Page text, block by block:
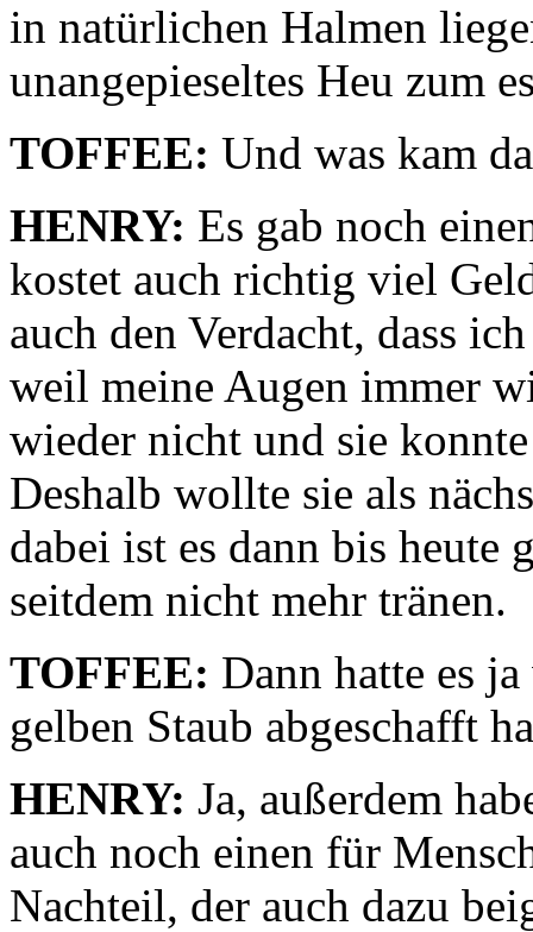
in natürlichen Halmen
unangepieseltes Heu zum
TOFFEE: Und was kam
HENRY: Es gab noch
kostet auch richtig viel
auch den Verdacht, dass
weil meine Augen immer
wieder nicht und sie
Deshalb wollte sie als
dabei ist es dann bis heute
seitdem nicht mehr tränen.
TOFFEE: Dann hatte es
gelben Staub abgeschafft
HENRY: Ja, außerdem
auch noch einen für
Nachteil, der auch dazu